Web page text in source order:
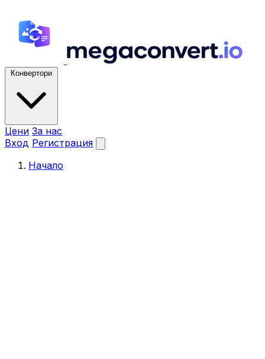
Конвертори
Цени За нас
Вход Регистрация
Начало